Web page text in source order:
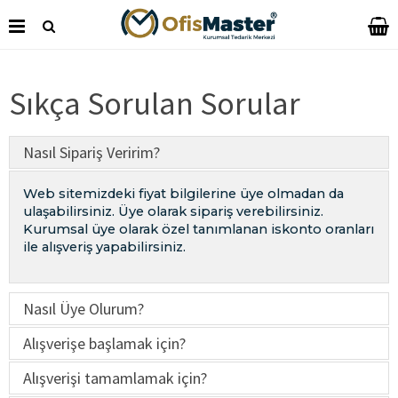
Sıkça Sorulan Sorular
Nasıl Sipariş Veririm?
Web sitemizdeki fiyat bilgilerine üye olmadan da
ulaşabilirsiniz. Üye olarak sipariş verebilirsiniz.
Kurumsal üye olarak özel tanımlanan iskonto oranları
ile alışveriş yapabilirsiniz.
Nasıl Üye Olurum?
Ana sayfada yer alanÜye Ol
bilgilerinizi eksiksiz doldurunuz ve ÜYE OL butonuna
basınız.
Alışverişe başlamak için?
- Belirlediğiniz Üyelik şifreniz ile E-Mail adresinizi ana
Alışverişi tamamlamak için?